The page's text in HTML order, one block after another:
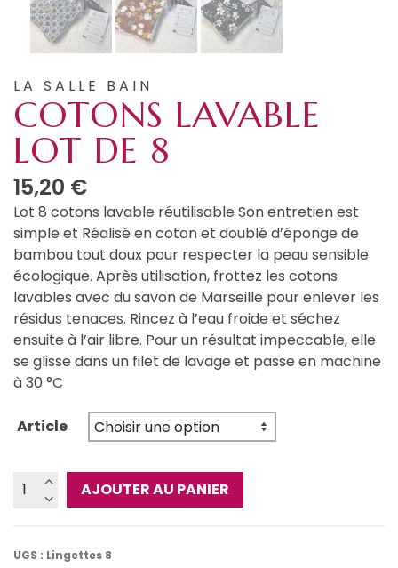
LA SALLE BAIN
COTONS LAVABLE
LOT DE 8
15,20 €
Lot 8 cotons lavable réutilisable Son entretien est
simple et Réalisé en coton et doublé d’éponge de
bambou tout doux pour respecter la peau sensible
écologique. Après utilisation, frottez les cotons
lavables avec du savon de Marseille pour enlever les
résidus tenaces. Rincez à l’eau froide et séchez
ensuite à l’air libre. Pour un résultat impeccable, elle
se glisse dans un filet de lavage et passe en machine
à 30 °C
Article
quantité
lavable
AJOUTER AU PANIER
UGS : Lingettes 8